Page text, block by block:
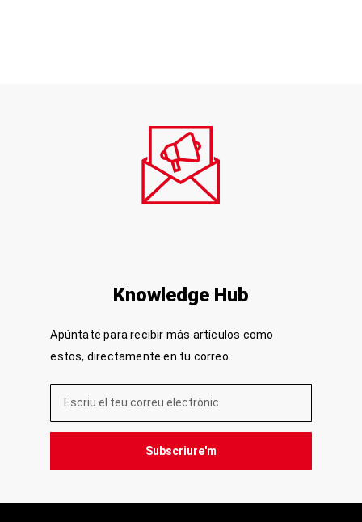
Knowledge Hub
Apúntate para recibir más artículos como
estos, directamente en tu correo.
Subscriure'm